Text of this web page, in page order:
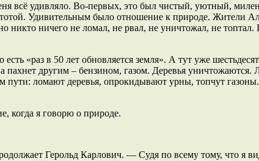
всё удивляло. Во-первых, это был чистый, уютный,
Удивительным было отношение к природе. Жители
никто ничего не ломал, не рвал, не уничтожал, не
есть «раз в 50 лет обновляется земля». А тут уже
пахнет другим – бензином, газом. Деревья
ломают деревья, опрокидывают урны, топчут
когда я говорю о природе.
Герольд Карлович. — Судя по всему тому, что я